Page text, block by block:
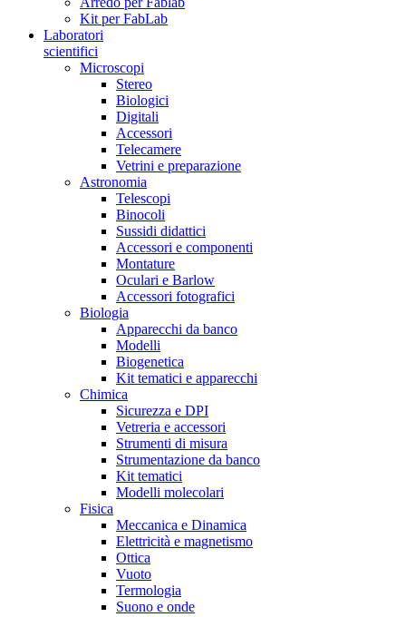
Kit per FabLab
Laboratori
scientifici
Microscopi
Stereo
Biologici
Digitali
Accessori
Telecamere
Vetrini e preparazione
Astronomia
Telescopi
Binocoli
Sussidi didattici
Accessori e componenti
Montature
Oculari e Barlow
Accessori fotografici
Biologia
Apparecchi da banco
Modelli
Biogenetica
Kit tematici e apparecchi
Chimica
Sicurezza e DPI
Vetreria e accessori
Strumenti di misura
Strumentazione da banco
Kit tematici
Modelli molecolari
Fisica
Meccanica e Dinamica
Elettricità e magnetismo
Ottica
Vuoto
Termologia
Suono e onde